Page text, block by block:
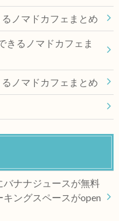
ノマドカフェまとめ
きるノマドカフェま
ノマドカフェまとめ
バナナジュースが無料
ングスペースがopen